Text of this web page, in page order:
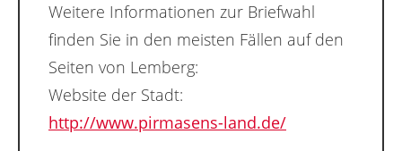
Weitere Informationen zur Briefwahl
finden Sie in den meisten Fällen auf den
Seiten von Lemberg:
Website der Stadt:
http://www.pirmasens-land.de/